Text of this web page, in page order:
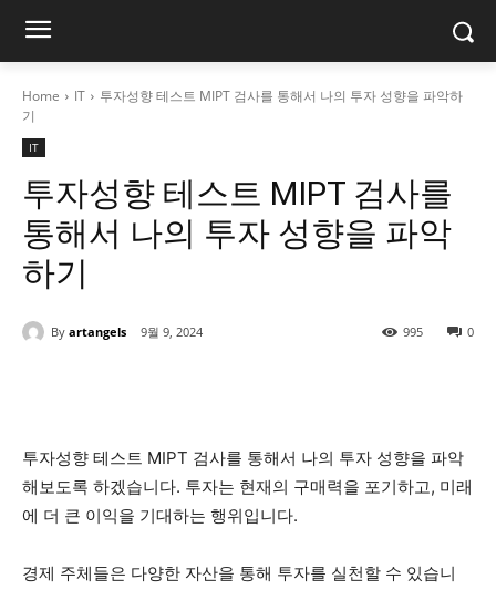
Home IT
투자성향 테스트 MIPT 검사를 통해서 나의 투자 성향을 파악하
기
IT
투자성향 테스트 MIPT 검사를
통해서 나의 투자 성향을 파악
하기
By artangels 9월 9, 2024 0
995
투자성향 테스트 MIPT 검사를 통해서 나의 투자 성향을 파악
해보도록 하겠습니다. 투자는 현재의 구매력을 포기하고, 미래
에 더 큰 이익을 기대하는 행위입니다.
경제 주체들은 다양한 자산을 통해 투자를 실천할 수 있습니